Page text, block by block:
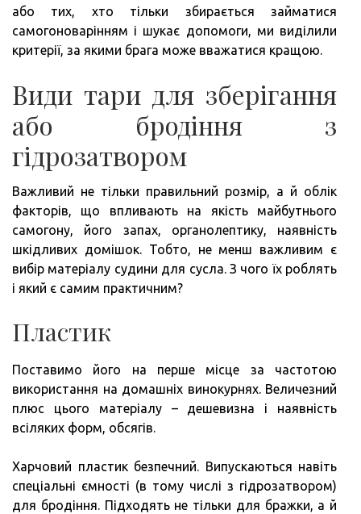
або тих, хто тільки збирається займатися
самогоноварінням і шукає допомоги, ми виділили
критерії, за якими брага може вважатися кращою.
Види тари для зберігання
або бродіння з
гідрозатвором
Важливий не тільки правильний розмір, а й облік
факторів, що впливають на якість майбутнього
самогону, його запах, органолептику, наявність
шкідливих домішок. Тобто, не менш важливим є
вибір матеріалу судини для сусла. З чого їх роблять
і який є самим практичним?
Пластик
Поставимо його на перше місце за частотою
використання на домашніх винокурнях. Величезний
плюс цього матеріалу – дешевизна і наявність
всіляких форм, обсягів.
Харчовий пластик безпечний. Випускаються навіть
спеціальні ємності (в тому числі з гідрозатвором)
для бродіння. Підходять не тільки для бражки, а й